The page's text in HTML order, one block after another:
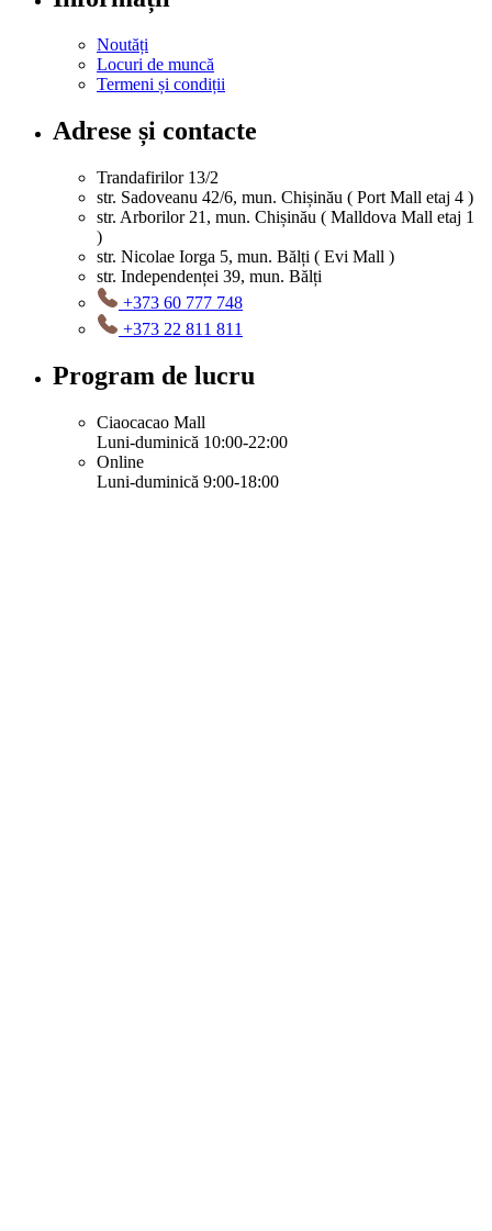
Noutăți
Locuri de muncă
Termeni și condiții
Adrese și contacte
Trandafirilor 13/2
str. Sadoveanu 42/6, mun. Chișinău ( Port Mall etaj 4 )
str. Arborilor 21, mun. Chișinău ( Malldova Mall etaj 1
)
str. Nicolae Iorga 5, mun. Bălți ( Evi Mall )
str. Independenței 39, mun. Bălți
+373 60 777 748
+373 22 811 811
Program de lucru
Ciaocacao Mall
Luni-duminică 10:00-22:00
Online
Luni-duminică 9:00-18:00